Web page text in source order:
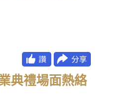
典禮場面熱絡